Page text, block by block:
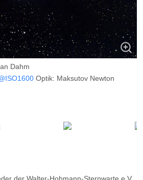
Dahm
Optik: Maksutov Newton